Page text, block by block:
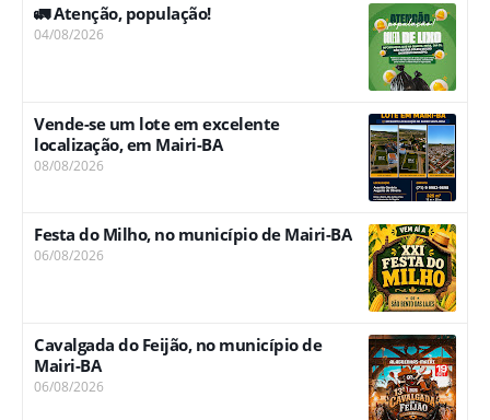
🚛 Atenção, população!
04/08/2026
Vende-se um lote em excelente
localização, em Mairi-BA
08/08/2026
Festa do Milho, no município de Mairi-BA
06/08/2026
Cavalgada do Feijão, no município de
Mairi-BA
06/08/2026